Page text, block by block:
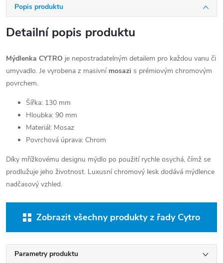
Popis produktu
Detailní popis produktu
Mýdlenka CYTRO je nepostradatelným detailem pro každou vanu či
umyvadlo. Je vyrobena z masivní mosazi s prémiovým chromovým
povrchem.
Šířka: 130 mm
Hloubka: 90 mm
Materiál: Mosaz
Povrchová úprava: Chrom
Díky mřížkovému designu mýdlo po použití rychle osychá, čímž se
prodlužuje jeho životnost. Luxusní chromový lesk dodává mýdlence
nadčasový vzhled.
Zobrazit všechny produkty z řady Cytro
Parametry produktu